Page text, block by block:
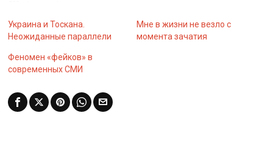
Украина и Тоскана.
Неожиданные параллели
Мне в жизни не везло с
момента зачатия
Феномен «фейков» в
современных СМИ